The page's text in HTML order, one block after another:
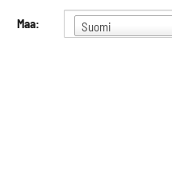
Maa: Suomi